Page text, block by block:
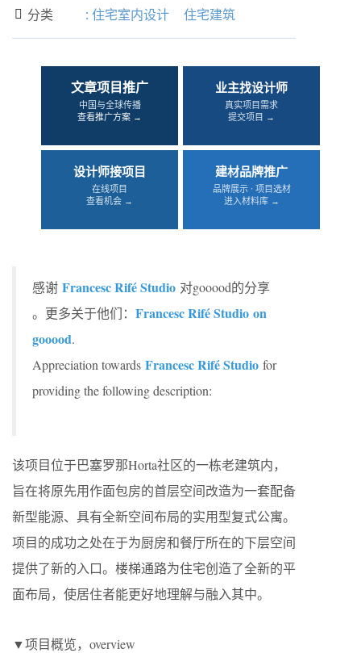
 分类 : 住宅室内设计 住宅建筑
文章项目推广
中国与全球传播
查看推广方案 →
业主找设计师
真实项目需求
提交项目 →
设计师接项目
在线项目
查看机会 →
建材品牌推广
品牌展示 · 项目选材
进入材料库 →
感谢 Francesc Rifé Studio 对gooood的分享
。更多关于他们： Francesc Rifé Studio on
gooood.
Appreciation towards Francesc Rifé Studio for
providing the following description:
该项目位于巴塞罗那Horta社区的一栋老建筑内，
旨在将原先用作面包房的首层空间改造为一套配备
新型能源、具有全新空间布局的实用型复式公寓。
项目的成功之处在于为厨房和餐厅所在的下层空间
提供了新的入口。楼梯通路为住宅创造了全新的平
面布局，使居住者能更好地理解与融入其中。
▼项目概览，overview